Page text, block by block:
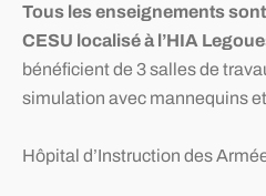
Tous les enseignements
CESU localisé à l’HIA
bénéficient de 3 salles de
simulation avec mannequins
Hôpital d’Instruction des